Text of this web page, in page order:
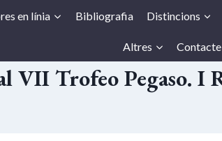
en línia Bibliografia Distincions
Altres Contacte
VII Trofeo Pegaso.